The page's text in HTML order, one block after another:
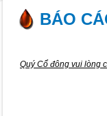
BÁO
Quý Cổ đông vui lòng